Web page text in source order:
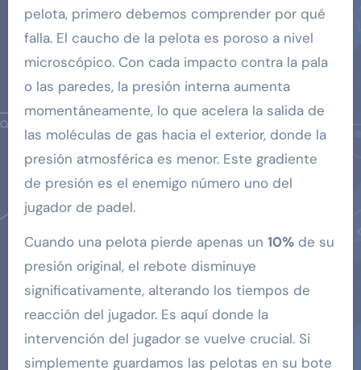
pelota, primero debemos comprender por qué
falla. El caucho de la pelota es poroso a nivel
microscópico. Con cada impacto contra la pala
o las paredes, la presión interna aumenta
momentáneamente, lo que acelera la salida de
las moléculas de gas hacia el exterior, donde la
presión atmosférica es menor. Este gradiente
de presión es el enemigo número uno del
jugador de padel.
Cuando una pelota pierde apenas un 10%de su
presión original, el rebote disminuye
significativamente, alterando los tiempos de
reacción del jugador. Es aquí donde la
intervención del jugador se vuelve crucial. Si
simplemente guardamos las pelotas en su bote